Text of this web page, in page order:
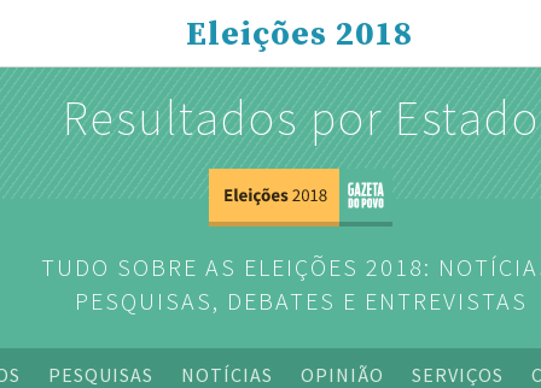
Eleições 2018
Resultados por Estado
TUDO SOBRE AS ELEIÇÕES 2018:
PESQUISAS, DEBATES E ENTREVISTAS
PESQUISAS NOTÍCIAS OPINIÃO SERVIÇOS